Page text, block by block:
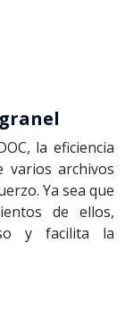
la eficiencia
varios archivos
Ya sea que
de ellos,
y facilita la